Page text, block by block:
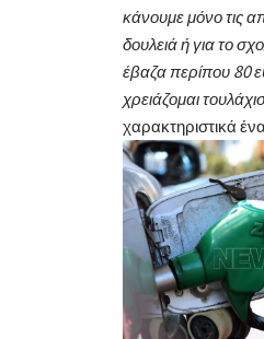
κάνουμε μόνο τις
δουλειά ή για το
έβαζα περίπου 80
χρειάζομαι
χαρακτηριστικά